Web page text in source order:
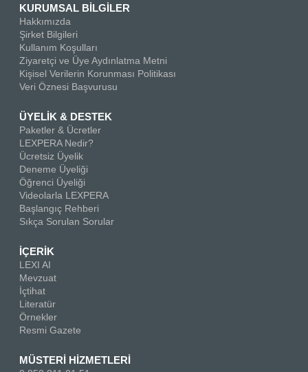
KURUMSAL BİLGİLER
Hakkımızda
Şirket Bilgileri
Kullanım Koşulları
Ziyaretçi ve Üye Aydınlatma Metni
Kişisel Verilerin Korunması Politikası
Veri Öznesi Başvurusu
ÜYELİK & DESTEK
Paketler & Ücretler
LEXPERA Nedir?
Ücretsiz Üyelik
Deneme Üyeliği
Öğrenci Üyeliği
Videolarla LEXPERA
Başlangıç Rehberi
Sıkça Sorulan Sorular
İÇERİK
LEXI AI
Mevzuat
İçtihat
Literatür
Örnekler
Resmi Gazete
MÜSTERİ HİZMETLERİ